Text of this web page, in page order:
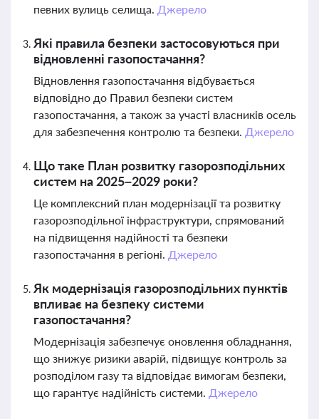
певних вулиць селища. Джерело
Які правила безпеки застосовуються при
відновленні газопостачання?
Відновлення газопостачання відбувається
відповідно до Правил безпеки систем
газопостачання, а також за участі власників осель
для забезпечення контролю та безпеки. Джерело
Що таке План розвитку газорозподільних
систем на 2025–2029 роки?
Це комплексний план модернізації та розвитку
газорозподільної інфраструктури, спрямований
на підвищення надійності та безпеки
газопостачання в регіоні. Джерело
Як модернізація газорозподільних пунктів
впливає на безпеку системи
газопостачання?
Модернізація забезпечує оновлення обладнання,
що знижує ризики аварій, підвищує контроль за
розподілом газу та відповідає вимогам безпеки,
що гарантує надійність системи. Джерело